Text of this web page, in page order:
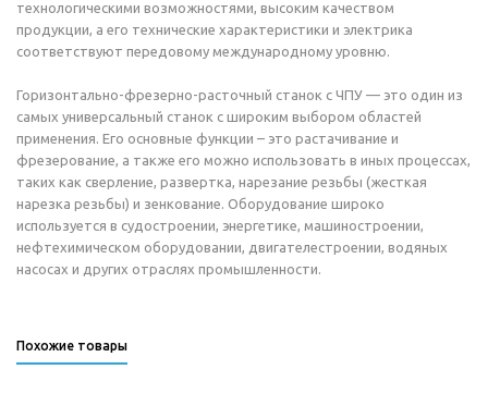
технологическими возможностями, высоким качеством
продукции, а его технические характеристики и электрика
соответствуют передовому международному уровню.
Горизонтально-фрезерно-расточный станок с ЧПУ — это один из
самых универсальный станок с широким выбором областей
применения. Его основные функции – это растачивание и
фрезерование, а также его можно использовать в иных процессах,
таких как сверление, развертка, нарезание резьбы (жесткая
нарезка резьбы) и зенкование. Оборудование широко
используется в судостроении, энергетике, машиностроении,
нефтехимическом оборудовании, двигателестроении, водяных
насосах и других отраслях промышленности.
Похожие товары